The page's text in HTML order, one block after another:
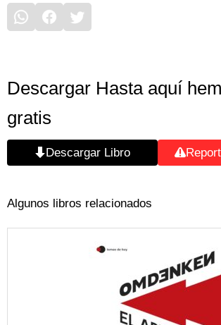
Descargar Hasta aquí
gratis
Descargar Libro
Algunos libros relacionados